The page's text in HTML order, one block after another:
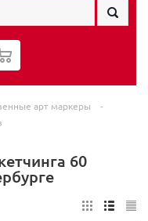
0
арт маркеры
-
60